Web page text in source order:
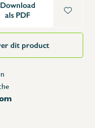
Download
als PDF
dit product